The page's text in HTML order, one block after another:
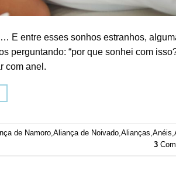
E entre esses sonhos estranhos,
perguntando: “por que sonhei com
com anel.
de Namoro,Aliança de Noivado,Alianças,Anéis,
3